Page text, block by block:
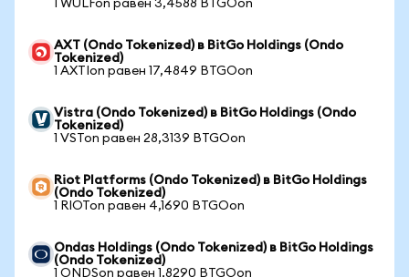
1 WULFon равен 3,4588 BTGOon
AXT (Ondo Tokenized) в BitGo Holdings (Ondo
Tokenized)
1 AXTIon равен 17,4849 BTGOon
Vistra (Ondo Tokenized) в BitGo Holdings (Ondo
Tokenized)
1 VSTon равен 28,3139 BTGOon
Riot Platforms (Ondo Tokenized) в BitGo Holdings
(Ondo Tokenized)
1 RIOTon равен 4,1690 BTGOon
Ondas Holdings (Ondo Tokenized) в BitGo Holdings
(Ondo Tokenized)
1 ONDSon равен 1,8290 BTGOon